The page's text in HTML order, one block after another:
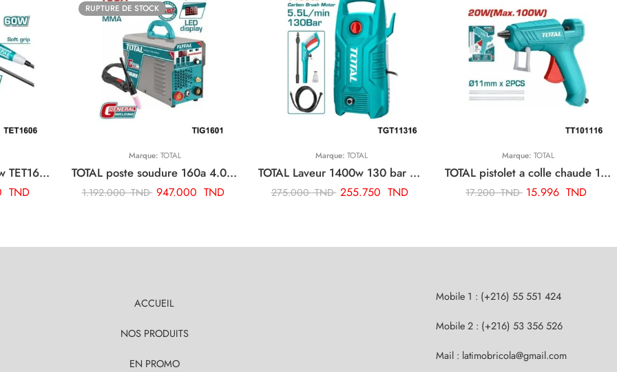
TOTAL fer a souder 60w TET1606
TND
RUPTURE DE STOCK
Marque: TOTAL
TOTAL poste soudure 160a 4.0 tig mma onduleur TIG1601
1.192.000TND 947.000 TND
Marque: TOTAL
TOTAL Laveur 1400w 130 bar TGT11316
275.000TND 255.750 TND
Marque: TOTAL
TOTAL pistolet a colle chaude 100w TT101116
17.200TND 15.996 TND
ACCUEIL
NOS PRODUITS
EN PROMO
Mobile 1 : (+216) 55 551 424
Mobile 2 : (+216) 53 356 526
Mail : latimobricola@gmail.com